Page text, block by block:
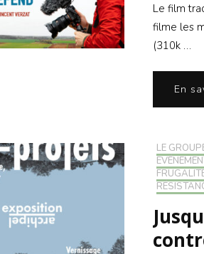
Le film
filme les
(310k …
En
LE